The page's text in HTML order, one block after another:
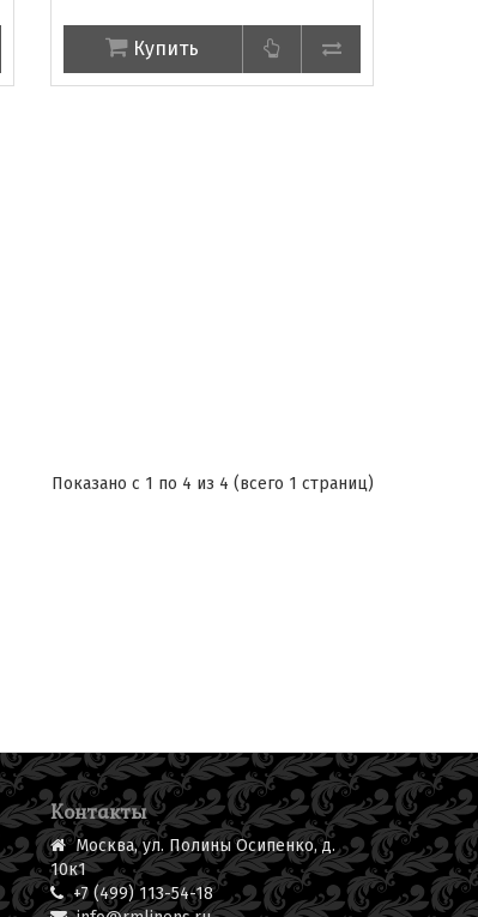
Купить
Показано с 1 по 4 из 4 (всего 1 страниц)
Контакты
Москва, ул. Полины Осипенко, д.
10к1
+7 (499) 113-54-18